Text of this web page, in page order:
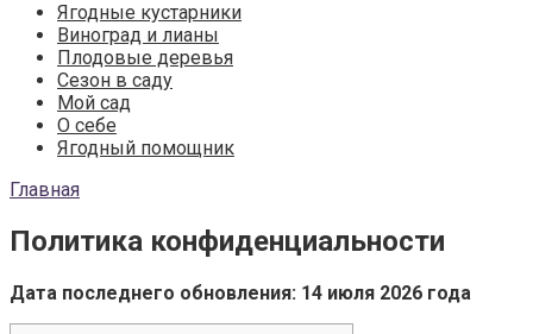
Ягодные кустарники
Виноград и лианы
Плодовые деревья
Сезон в саду
Мой сад
О себе
Ягодный помощник
Главная
Политика конфиденциальности
Дата последнего обновления: 14 июля 2026 года